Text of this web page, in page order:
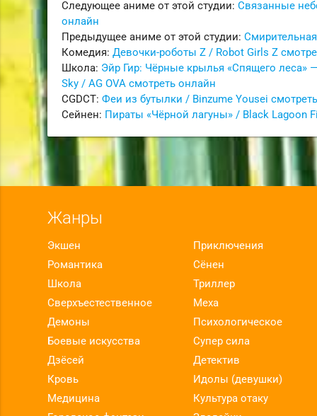
Следующее аниме от этой студии:Связанные
онлайн
Предыдущее аниме от этой студии:
Комедия:Девочки-роботы Z / Robot Girls Z
Школа: Эйр Гир: Чёрные крылья «Спящего леса»
Sky / AG OVA смотреть онлайн
CGDCT:Феи из бутылки / Binzume Yousei
Сейнен: Пираты «Чёрной лагуны» / Black Lagoon
Жанры
Экшен Приключения
Романтика
Сёнен
Школа
Триллер
Сверхъестественное
Меха
Демоны
Психологическое
Боевые искусства
Супер сила
Дзёсей
Детектив
Кровь
Идолы (девушки)
Медицина
Культура отаку